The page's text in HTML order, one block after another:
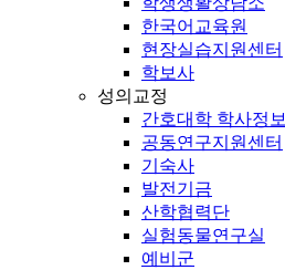
한국어교육원
현장실습지원센터
학보사
성의교정
간호대학 학사정보
공동연구지원센터
기숙사
발전기금
산학협력단
실험동물연구실
예비군